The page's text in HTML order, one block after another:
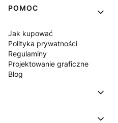
POMOC
Jak kupować
Polityka prywatności
Regulaminy
Projektowanie graficzne
Blog